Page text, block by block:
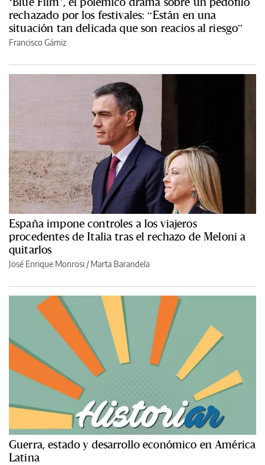
rechazado por los festivales: “Están en una
situación tan delicada que son reacios al riesgo”
Francisco Gámiz
España impone controles a los viajeros
procedentes de Italia tras el rechazo de Meloni a
quitarlos
José Enrique Monrosi / Marta Barandela
Guerra, estado y desarrollo económico en América
Latina